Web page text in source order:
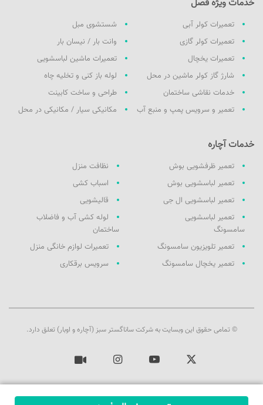
خدمات ویژه فصل
تعمیرات کولر آبی
تعمیرات کولر گازی
تعمیرات یخچال
شارژ گاز کولر ماشین در محل
خدمات نقاشی ساختمان
تعمیر و سرویس پمپ و منبع آب
شستشوی مبل
وانت بار / نیسان بار
تعمیرات ماشین لباسشویی
لوله باز کنی و تخلیه چاه
طراحی و ساخت کابینت
مکانیکی سیار / مکانیکی در محل
خدمات آچاره
تعمیر ظرفشویی بوش
تعمیر لباسشویی بوش
تعمیر لباسشویی ال جی
تعمیر لباسشویی
سامسونگ
تعمیر تلویزیون سامسونگ
تعمیر یخچال سامسونگ
نظافت منزل
اسباب کشی
قالیشویی
لوله کشی آب و فاضلاب
ساختمان
تعمیرات لوازم خانگی منزل
سرویس برقکاری
© تمامی حقوق این وبسایت به شرکت ساناگستر سبز (آچاره و اوبار) تعلق دارد.
یوتیوب اینستاگرام